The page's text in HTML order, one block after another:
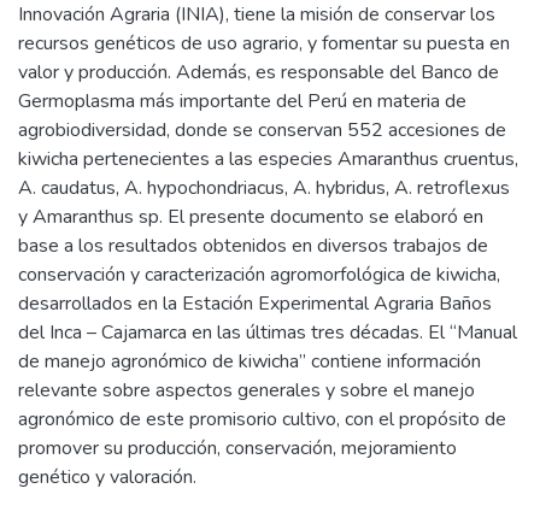
Innovación Agraria (INIA), tiene la misión de conservar los
recursos genéticos de uso agrario, y fomentar su puesta en
valor y producción. Además, es responsable del Banco de
Germoplasma más importante del Perú en materia de
agrobiodiversidad, donde se conservan 552 accesiones de
kiwicha pertenecientes a las especies Amaranthus cruentus,
A. caudatus, A. hypochondriacus, A. hybridus, A. retroflexus
y Amaranthus sp. El presente documento se elaboró en
base a los resultados obtenidos en diversos trabajos de
conservación y caracterización agromorfológica de kiwicha,
desarrollados en la Estación Experimental Agraria Baños
del Inca – Cajamarca en las últimas tres décadas. El “Manual
de manejo agronómico de kiwicha” contiene información
relevante sobre aspectos generales y sobre el manejo
agronómico de este promisorio cultivo, con el propósito de
promover su producción, conservación, mejoramiento
genético y valoración.